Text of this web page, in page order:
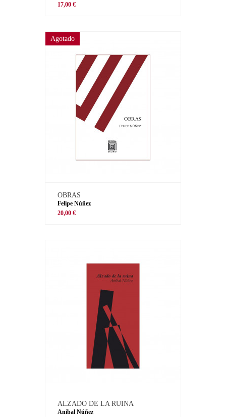
17,00 €
Agotado
OBRAS
Felipe Núñez
20,00 €
ALZADO DE LA RUINA
Aníbal Núñez